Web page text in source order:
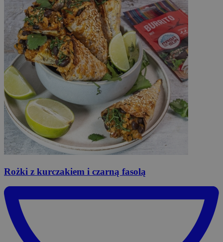
Rożki z kurczakiem i czarną fasolą